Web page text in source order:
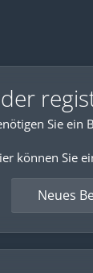
Sie ein
können Sie
Neues